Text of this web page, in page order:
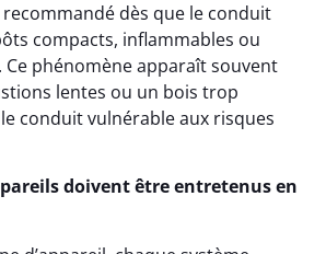
dès que le conduit
compacts, inflammables ou
phénomène apparaît souvent
lentes ou un bois trop
conduit vulnérable aux risques
doivent être entretenus en